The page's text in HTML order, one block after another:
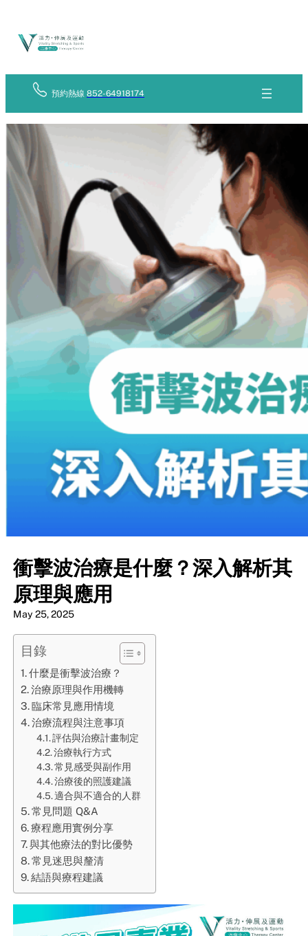
content
預約熱線852-64918174
衝擊波治療是什麼？深入解析其
原理與應用
May 25, 2025
目錄
什麼是衝擊波治療？
治療原理與作用機轉
臨床常見應用情境
治療流程與注意事項
評估與治療計畫制定
治療執行方式
常見感受與副作用
治療後的照護建議
適合與不適合的人群
常見問題 Q&A
療程應用實例分享
與其他療法的對比優勢
常見迷思與釐清
結語與療程建議